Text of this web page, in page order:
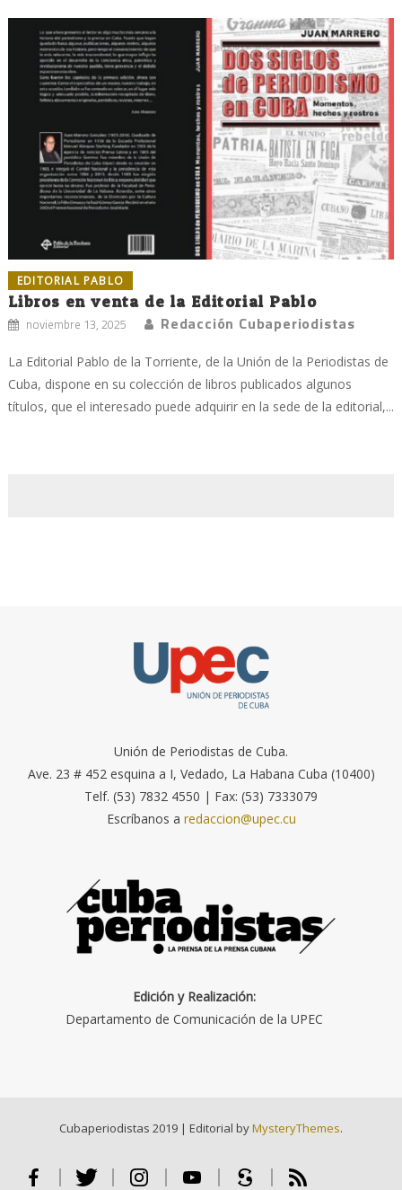
EDITORIAL PABLO
Libros en venta de la Editorial Pablo
noviembre 13, 2025 Redacción Cubaperiodistas
La Editorial Pablo de la Torriente, de la Unión de la Periodistas de
Cuba, dispone en su colección de libros publicados algunos
títulos, que el interesado puede adquirir en la sede de la editorial,...
Unión de Periodistas de Cuba.
Ave. 23 # 452 esquina a I, Vedado, La Habana Cuba (10400)
Telf. (53) 7832 4550 | Fax: (53) 7333079
Escríbanos a redaccion@upec.cu
Edición y Realización:
Departamento de Comunicación de la UPEC
Cubaperiodistas 2019 | Editorial byMysteryThemes.